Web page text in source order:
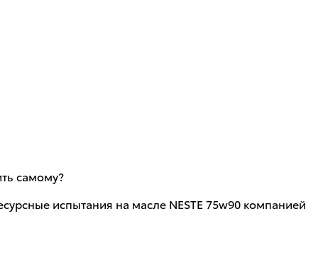
самому?
испытания на масле NESTE 75w90 компанией